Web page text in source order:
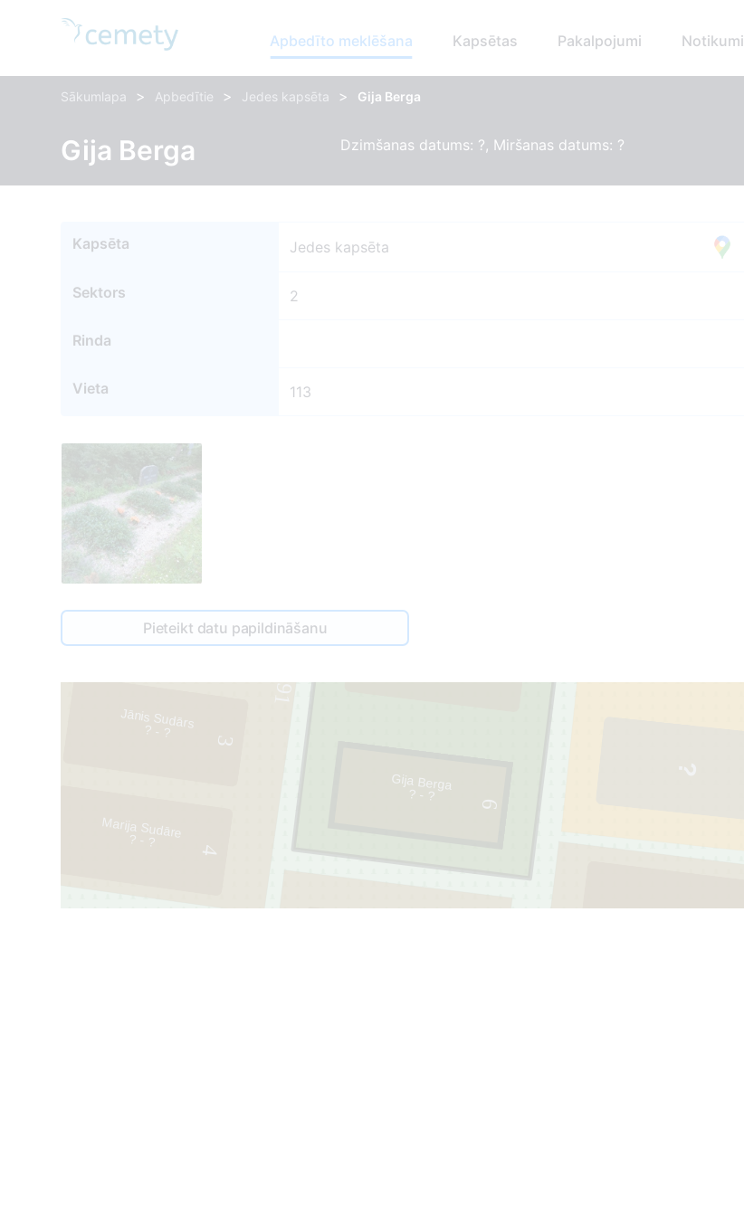
Apbedīto meklēšana Kapsētas Pakalpojumi Notikumi
Sākumlapa > Apbedītie > Jedes kapsēta > Gija Berga
Gija Berga Dzimšanas datums: ?, Miršanas datums: ?
Kapsēta Jedes kapsēta
Sektors 2
Rinda
Vieta 113
Pieteikt datu papildināšanu
91
6
3
4
Gija Berga
? - ?
Jānis Sudārs
? - ?
Marija Sudāre
? - ?